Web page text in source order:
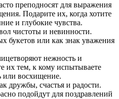
преподносят для выражения
Подарите их, когда хотите
и глубокие чувства.
чистоты и невинности.
букетов или как знак уважения
нежность и
их тем, к кому испытываете
или восхищение.
дружбы, счастья и радости.
подойдут для поздравлений